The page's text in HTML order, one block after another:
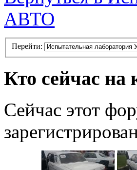
АВТО
Перейти:
Кто сейчас на
Сейчас этот